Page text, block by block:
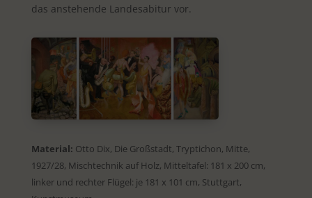
das anstehende Landesabitur vor.
Material: Otto Dix, Die Großstadt, Tryptichon, Mitte,
1927/28, Mischtechnik auf Holz, Mitteltafel: 181 x 200 cm,
linker und rechter Flügel: je 181 x 101 cm, Stuttgart,